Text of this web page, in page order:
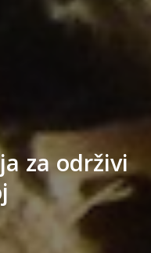
za održivi